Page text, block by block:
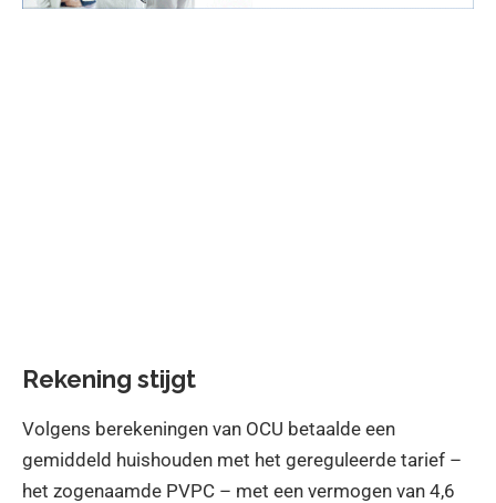
Rekening stijgt
Volgens berekeningen van OCU betaalde een
gemiddeld huishouden met het gereguleerde tarief –
het zogenaamde PVPC – met een vermogen van 4,6